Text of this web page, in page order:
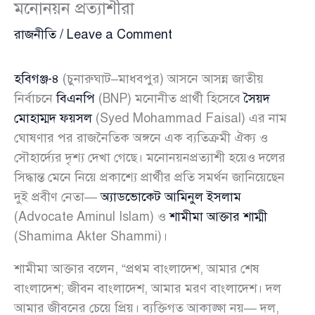
মনোনয়ন প্রত্যাশীরা
রাজনীতি/ Leave a Comment
হবিগঞ্জ-৪ (চুনারুঘাট–মাধবপুর) আসনে আসন্ন জাতীয়
নির্বাচনেবিএনপি (BNP) মনোনীত প্রার্থী হিসেবেসৈয়দ
মোহাম্মদ ফয়সল(Syed Mohammad Faisal) এর নাম
ঘোষণার পর রাজনৈতিক অঙ্গনে এক ব্যতিক্রমী ঐক্য ও
সৌহার্দ্যের দৃশ্য দেখা গেছে। মনোনয়নপ্রত্যাশী হয়েও দলের
সিদ্ধান্ত মেনে নিয়ে প্রকাশ্যে প্রার্থীর প্রতি সমর্থন জানিয়েছেন
দুই প্রবীণ নেতা—অ্যাডভোকেট আমিনুল ইসলাম
(Advocate Aminul Islam) ওশামীমা আক্তার শাম্মী
(Shamima Akter Shammi)।
শামীমা আক্তার বলেন, “প্রথম বাংলাদেশ, আমার শেষ
বাংলাদেশ; জীবন বাংলাদেশ, আমার মরণ বাংলাদেশ। দল
আমার জীবনের চেয়ে প্রিয়। ব্যক্তিগত আকাঙ্ক্ষা নয়— দল,